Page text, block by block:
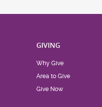
GIVING
Why Give
Area to Give
Give Now